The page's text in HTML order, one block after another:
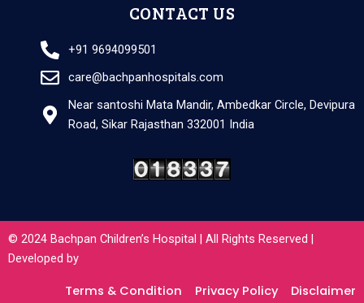
P
h
a
n
o
h
a
CONTACT US
+91 9694099501
care@bachpanhospitals.com
Near santoshi Mata Mandir, Ambedkar Circle, Devipura
Road, Sikar Rajasthan 332001 India
© 2024 Bachpan Children’s Hospital | All Rights Reserved |
Developed by
Terms & Condition Privacy Policy Disclaimer